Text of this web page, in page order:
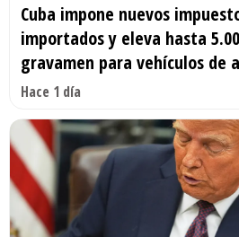
Cuba impone nuevos
importados y eleva hasta
gravamen para vehículos de
Hace 1 día